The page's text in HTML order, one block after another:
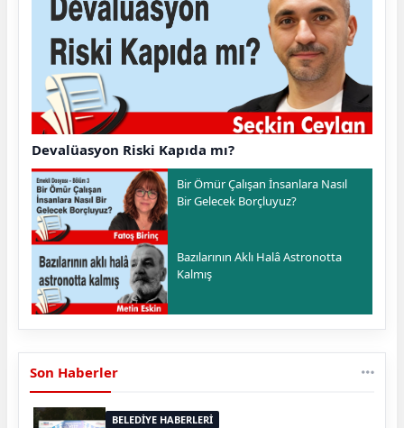
Devalüasyon Riski Kapıda mı?
Bir Ömür Çalışan İnsanlara Nasıl
Bir Gelecek Borçluyuz?
Bazılarının Aklı Halâ Astronotta
Kalmış
Son Haberler
BELEDİYE HABERLERİ